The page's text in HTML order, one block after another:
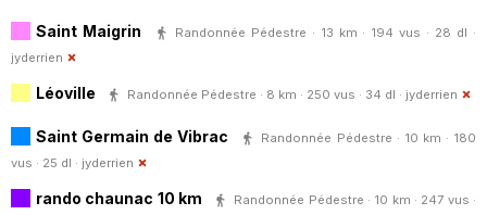
Saint Maigrin
Randonnée Pédestre · 13 km · 194 vus · 28 dl ·
jyderrien
Léoville Randonnée Pédestre · 8 km · 250 vus · 34 dl · jyderrien
Saint Germain de Vibrac
Randonnée Pédestre · 10 km · 180
vus · 25 dl · jyderrien
rando chaunac 10 km
Randonnée Pédestre · 10 km · 247 vus ·